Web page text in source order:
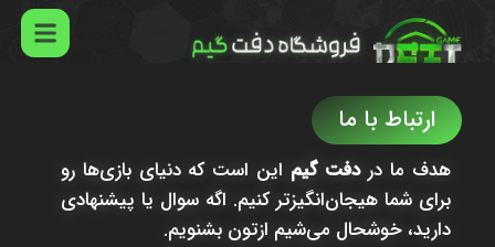
ارتباط با ما
هدف ما دردفت گیم این است که دنیای بازی‌ها رو
برای شما هیجان‌انگیزتر کنیم. اگه سوال یا پیشنهادی
دارید، خوشحال می‌شیم ازتون بشنویم.